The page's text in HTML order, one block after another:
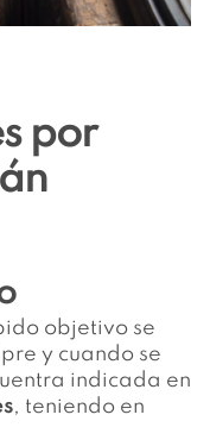
por
objetivo se
y cuando se
indicada en
, teniendo en